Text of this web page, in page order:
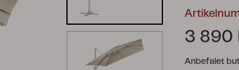
Blixt Trolly
3 890
Anbefalet